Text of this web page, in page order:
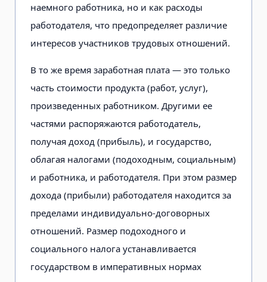
наемного работника, но и как расходы
работодателя, что предопределяет различие
интересов участников трудовых отношений.
В то же время заработная плата — это только
часть стоимости продукта (работ, услуг),
произведенных работником. Другими ее
частями распоряжаются работодатель,
получая доход (прибыль), и государство,
облагая налогами (подоходным, социальным)
и работника, и работодателя. При этом размер
дохода (прибыли) работодателя находится за
пределами индивидуально-договорных
отношений. Размер подоходного и
социального налога устанавливается
государством в императивных нормах